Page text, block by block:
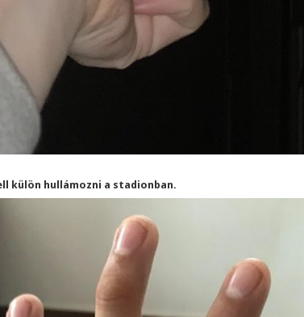
külön hullámozni a stadionban.